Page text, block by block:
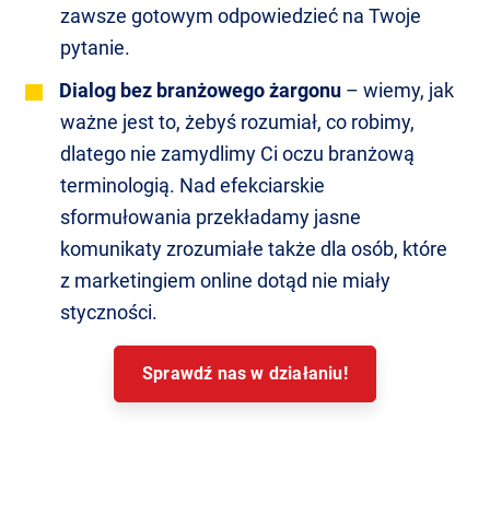
zawsze gotowym odpowiedzieć na Twoje
pytanie.
Dialog bez branżowego żargonu – wiemy, jak
ważne jest to, żebyś rozumiał, co robimy,
dlatego nie zamydlimy Ci oczu branżową
terminologią. Nad efekciarskie
sformułowania przekładamy jasne
komunikaty zrozumiałe także dla osób, które
z marketingiem online dotąd nie miały
styczności.
Sprawdź nas w działaniu!